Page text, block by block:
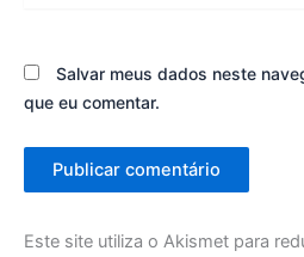
Salvar meus dados neste
que eu comentar.
Este site utiliza o Akismet para